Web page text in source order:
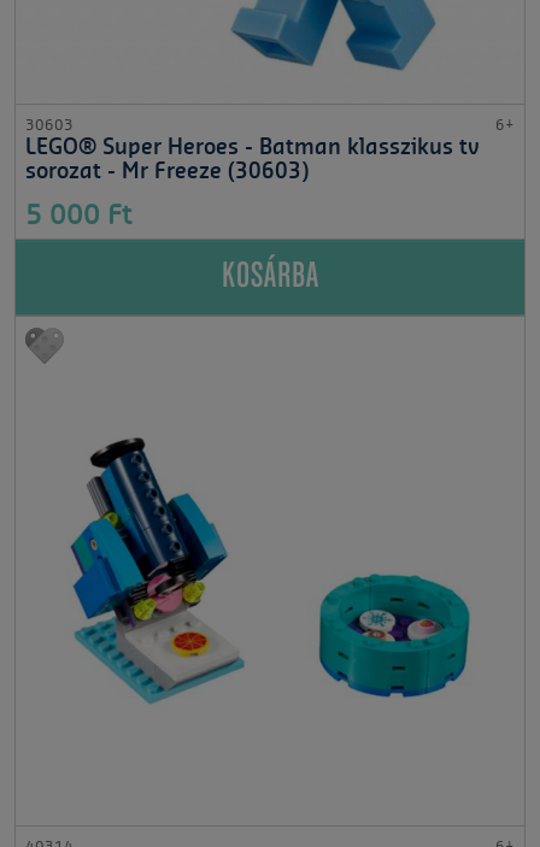
30603 6+
LEGO® Super Heroes - Batman klasszikus tv
sorozat - Mr Freeze (30603)
5 000 Ft
KOSÁRBA